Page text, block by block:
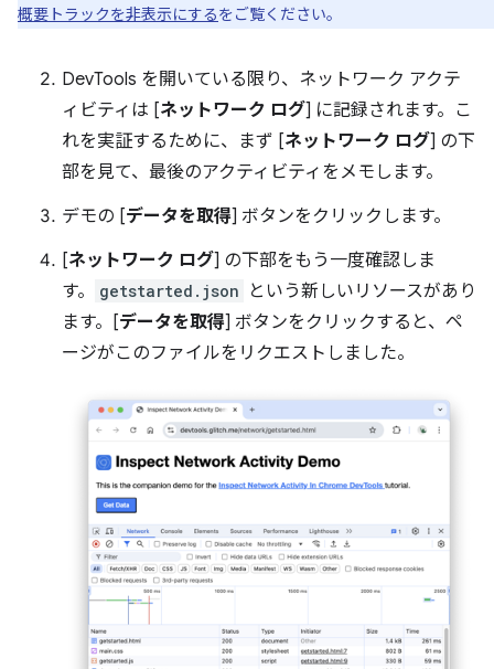
概要トラックを非表示にするをご覧ください。
DevTools を開いている限り、ネットワーク アクテ
ィビティは [ネットワーク ログ] に記録されます。こ
れを実証するために、まず [ネットワーク ログ] の下
部を見て、最後のアクティビティをメモします。
デモの [データを取得] ボタンをクリックします。
[ネットワーク ログ] の下部をもう一度確認しま
す。
getstarted.json
という新しいリソースがあり
ます。[データを取得] ボタンをクリックすると、ペ
ージがこのファイルをリクエストしました。